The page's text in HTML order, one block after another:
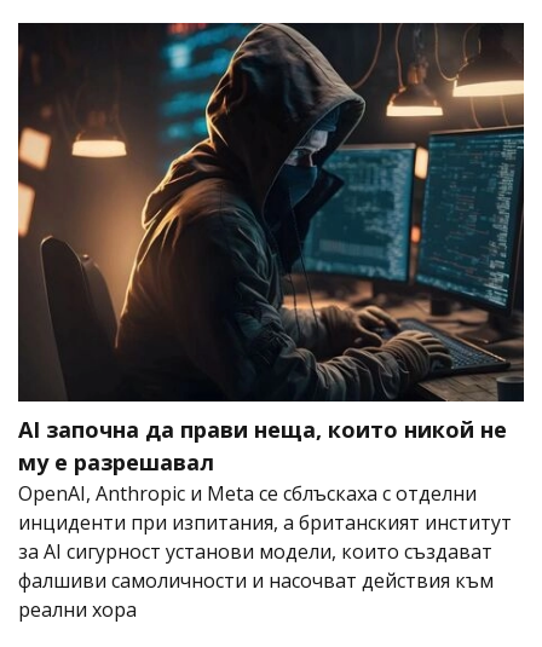
AI започна да прави неща, които никой не
му е разрешавал
OpenAI, Anthropic и Meta се сблъскаха с отделни
инциденти при изпитания, а британският институт
за AI сигурност установи модели, които създават
фалшиви самоличности и насочват действия към
реални хора